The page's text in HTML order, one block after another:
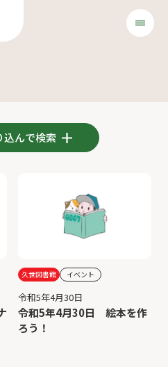
込んで検索
久世図書館 イベント
令和5年4月30日
令和5年4月30日 絵本を作
ろう！